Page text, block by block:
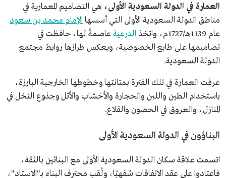
العمارة في الدولة السعودية الأولى، هي التصاميم المعمارية في
مناطق الدولة السعودية الأولى التي أسسها الإمام محمد بن سعود
عام 1139هـ/1727م، واتخذ
الدرعيةعاصمةً لها، حافظت في
تصاميمها على طابع الخصوصية، ويعكس طرازها روابط مجتمع
الدولة السعودية.
عرفت العمارة في تلك الفترة بمتانتها وخطوطها الخارجية البارزة،
باستخدام الطين واللبن والحجارة والأخشاب والأثل وجذوع النخل في
المنازل، والعروق في الحصون والقلاع.
البناؤون في الدولة السعودية الأولى
اتسمت علاقة سكان الدولة السعودية الأولى مع البنائين بالثقة،
فاعتادوا على عقد الاتفاقات شفهيًا، ولُقب محترف البناء بـ"الاستاد"،